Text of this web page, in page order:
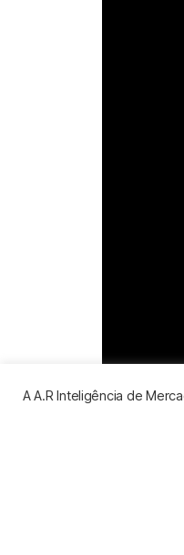
A A.R Inteligência de